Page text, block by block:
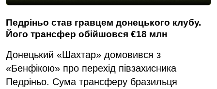
Педріньо став гравцем донецького клубу.
Його трансфер обійшовся €18 млн
Донецький «Шахтар» домовився з
«Бенфікою» про перехід півзахисника
Педріньо. Сума трансферу бразильця